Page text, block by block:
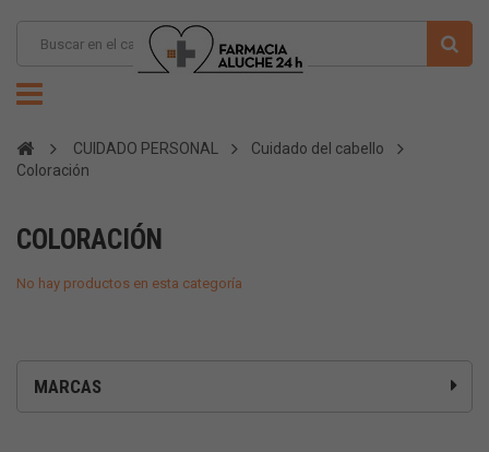
CUIDADO PERSONAL
Cuidado del cabello
Coloración
MARCAS
COLORACIÓN
No hay productos en esta categoría